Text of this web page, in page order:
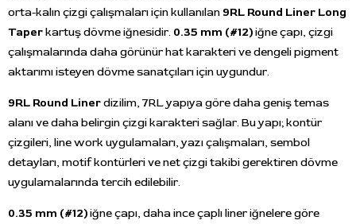
orta-kalın çizgi çalışmaları için kullanılan 9RL Round Liner Long
Taperkartuş dövme iğnesidir. 0.35 mm (#12)iğne çapı, çizgi
çalışmalarında daha görünür hat karakteri ve dengeli pigment
aktarımı isteyen dövme sanatçıları için uygundur.
9RL Round Linerdizilim, 7RL yapıya göre daha geniş temas
alanı ve daha belirgin çizgi karakteri sağlar. Bu yapı; kontür
çizgileri, line work uygulamaları, yazı çalışmaları, sembol
detayları, motif kontürleri ve net çizgi takibi gerektiren dövme
uygulamalarında tercih edilebilir.
0.35 mm (#12)iğne çapı, daha ince çaplı liner iğnelere göre